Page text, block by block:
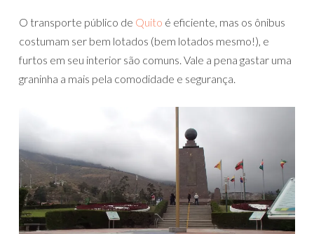
O transporte público de Quito é eficiente, mas os ônibus
costumam ser bem lotados (bem lotados mesmo!), e
furtos em seu interior são comuns. Vale a pena gastar uma
graninha a mais pela comodidade e segurança.